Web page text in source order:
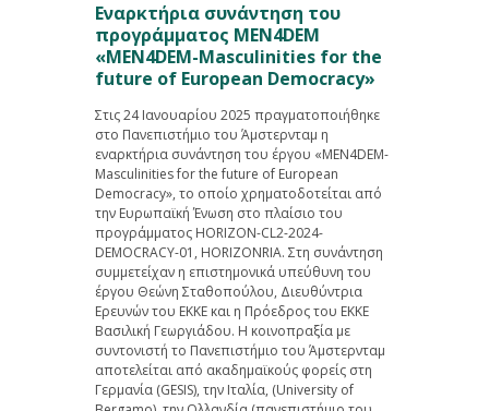
Εναρκτήρια συνάντηση του
προγράμματος ΜEN4DEM
«ΜEN4DEM-Masculinities for the
future of European Democracy»
Στις 24 Ιανουαρίου 2025 πραγματοποιήθηκε
στο Πανεπιστήμιο του Άμστερνταμ η
εναρκτήρια συνάντηση του έργου «ΜEN4DEM-
Masculinities for the future of European
Democracy», το οποίο χρηματοδοτείται από
την Ευρωπαϊκή Ένωση στο πλαίσιο του
προγράμματος HORIZON-CL2-2024-
DEMOCRACY-01, HORIZONRIA. Στη συνάντηση
συμμετείχαν η επιστημονικά υπεύθυνη του
έργου Θεώνη Σταθοπούλου, Διευθύντρια
Ερευνών του ΕΚΚΕ και η Πρόεδρος του ΕΚΚΕ
Βασιλική Γεωργιάδου. Η κοινοπραξία με
συντονιστή το Πανεπιστήμιο του Άμστερνταμ
αποτελείται από ακαδημαϊκούς φορείς στη
Γερμανία (GESIS), την Ιταλία, (University of